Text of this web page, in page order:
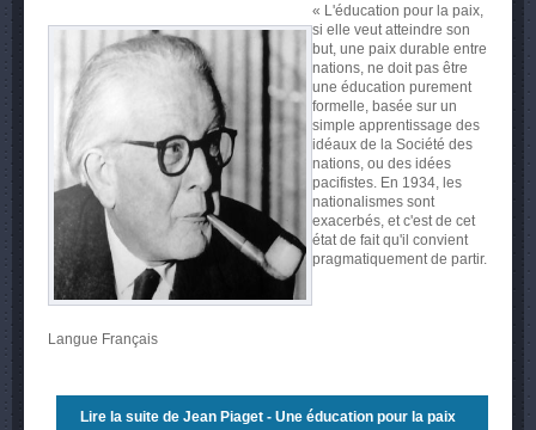
« L'éducation pour la paix,
si elle veut atteindre son
but, une paix durable entre
nations, ne doit pas être
une éducation purement
formelle, basée sur un
simple apprentissage des
idéaux de la Société des
nations, ou des idées
pacifistes. En 1934, les
nationalismes sont
exacerbés, et c'est de cet
état de fait qu'il convient
pragmatiquement de partir.
Langue Français
Lire la suite de Jean Piaget - Une éducation pour la paix